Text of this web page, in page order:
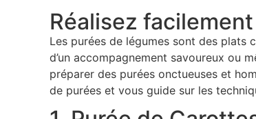
Réalisez
Les purées de légumes sont des plats
d’un accompagnement savoureux ou
préparer des purées onctueuses et
de purées et vous guide sur les